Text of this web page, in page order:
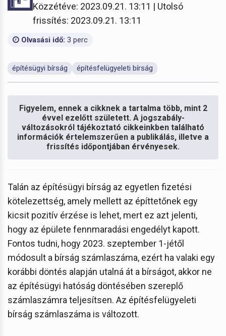
Közzétéve: 2023.09.21. 13:11 | Utolsó
frissítés: 2023.09.21. 13:11
Olvasási idő: 3 perc
építésügyi bírság építésfelügyeleti bírság
Figyelem, ennek a cikknek a tartalma több, mint 2
évvel ezelőtt született. A jogszabály-
változásokról tájékoztató cikkeinkben található
információk értelemszerűen a publikálás, illetve a
frissítés időpontjában érvényesek.
Talán az építésügyi bírság az egyetlen fizetési
kötelezettség, amely mellett az építtetőnek egy
kicsit pozitív érzése is lehet, mert ez azt jelenti,
hogy az épülete fennmaradási engedélyt kapott.
Fontos tudni, hogy 2023. szeptember 1-jétől
módosult a bírság számlaszáma, ezért ha valaki egy
korábbi döntés alapján utalná át a bírságot, akkor ne
az építésügyi hatóság döntésében szereplő
számlaszámra teljesítsen. Az építésfelügyeleti
bírság számlaszáma is változott.